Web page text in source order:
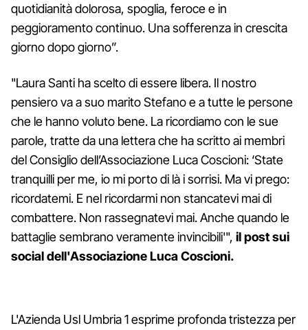
quotidianità dolorosa, spoglia, feroce e in
peggioramento continuo. Una sofferenza in crescita
giorno dopo giorno”.
"Laura Santi ha scelto di essere libera. Il nostro
pensiero va a suo marito Stefano e a tutte le persone
che le hanno voluto bene. La ricordiamo con le sue
parole, tratte da una lettera che ha scritto ai membri
del Consiglio dell’Associazione Luca Coscioni: ‘State
tranquilli per me, io mi porto di là i sorrisi. Ma vi prego:
ricordatemi. E nel ricordarmi non stancatevi mai di
combattere. Non rassegnatevi mai. Anche quando le
battaglie sembrano veramente invincibili'", il post sui
social dell'Associazione Luca Coscioni.
L'Azienda Usl Umbria 1 esprime profonda tristezza per